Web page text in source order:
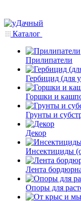
Каталог
Прилипатели
Гербицид (для
Горшки и
Грунты и
Декор
Инсектициды
Лента
Опоры для